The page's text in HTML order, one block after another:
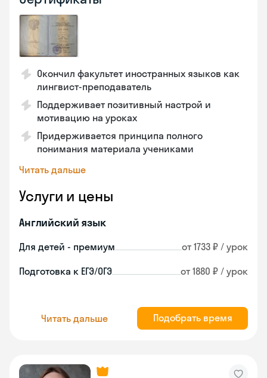
Окончил факультет иностранных языков как
лингвист-преподаватель
Поддерживает позитивный настрой и
мотивацию на уроках
Придерживается принципа полного
понимания материала учениками
Читать дальше
Услуги и цены
Английский язык
Для детей - премиум от 1733 ₽ / урок
Подготовка к ЕГЭ/ОГЭ от 1880 ₽ / урок
Читать дальше Подобрать время